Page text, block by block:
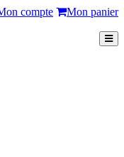
compte
Mon panier